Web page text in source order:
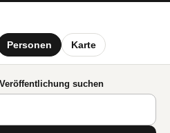
Personen Karte
suchen